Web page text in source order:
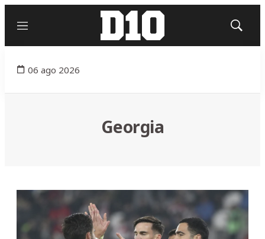
Menú
Mostrar
06 ago 2026
Georgia